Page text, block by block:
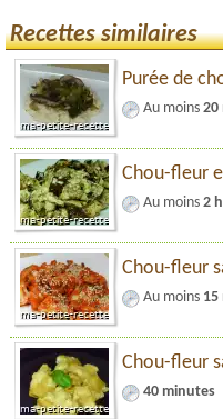
Recettes similaires
Purée de
Au moins 20
Chou-fleur
Au moins 2
Chou-fleur
Au moins 15
Chou-fleur
40 minutes